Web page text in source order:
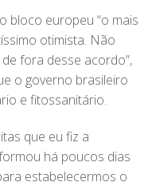
bloco europeu “o mais
otimista. Não
fora desse acordo”,
o governo brasileiro
e fitossanitário.
que eu fiz a
há poucos dias
estabelecermos o